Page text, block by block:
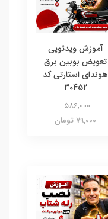
آموزش ویدئویی
تعویض بوبین برق
هوندای استارتی کد
30452
586,000
79,000 تومان